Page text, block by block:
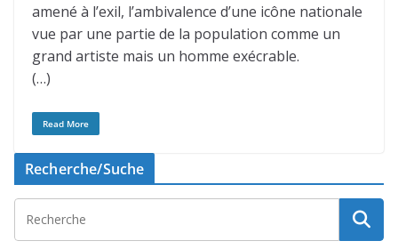
amené à l’exil, l’ambivalence d’une icône nationale
vue par une partie de la population comme un
grand artiste mais un homme exécrable.
(…)
Read More
Recherche/Suche